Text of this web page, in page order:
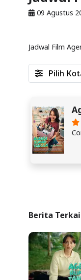
09 Agustus
Jadwal Film
Pilih
Berita